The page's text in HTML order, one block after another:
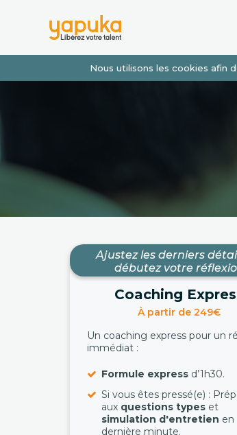
Nous utilisons les cookies afin
Ajustez les derniers
débutez votre
Coaching
À partir de 249€
Un coaching express pour un
immédiat :
Formule express d’1h30.
Si vous êtes pressé(e) :
aux questions types et
simulation d'entretien en
dernière minute.